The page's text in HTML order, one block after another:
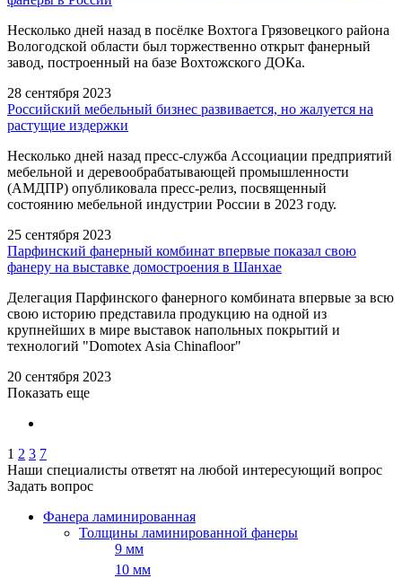
Несколько дней назад в посёлке Вохтога Грязовецкого района
Вологодской области был торжественно открыт фанерный
завод, построенный на базе Вохтожского ДОКа.
28 сентября 2023
Российский мебельный бизнес развивается, но жалуется на
растущие издержки
Несколько дней назад пресс-служба Ассоциации предприятий
мебельной и деревообрабатывающей промышленности
(АМДПР) опубликовала пресс-релиз, посвященный
состоянию мебельной индустрии России в 2023 году.
25 сентября 2023
Парфинский фанерный комбинат впервые показал свою
фанеру на выставке домостроения в Шанхае
Делегация Парфинского фанерного комбината впервые за всю
свою историю представила продукцию на одной из
крупнейших в мире выставок напольных покрытий и
технологий "Domotex Asia Chinafloor"
20 сентября 2023
Показать еще
1 2 3 7
Наши специалисты ответят на любой интересующий вопрос
Задать вопрос
Фанера ламинированная
Толщины ламинированной фанеры
9 мм
10 мм